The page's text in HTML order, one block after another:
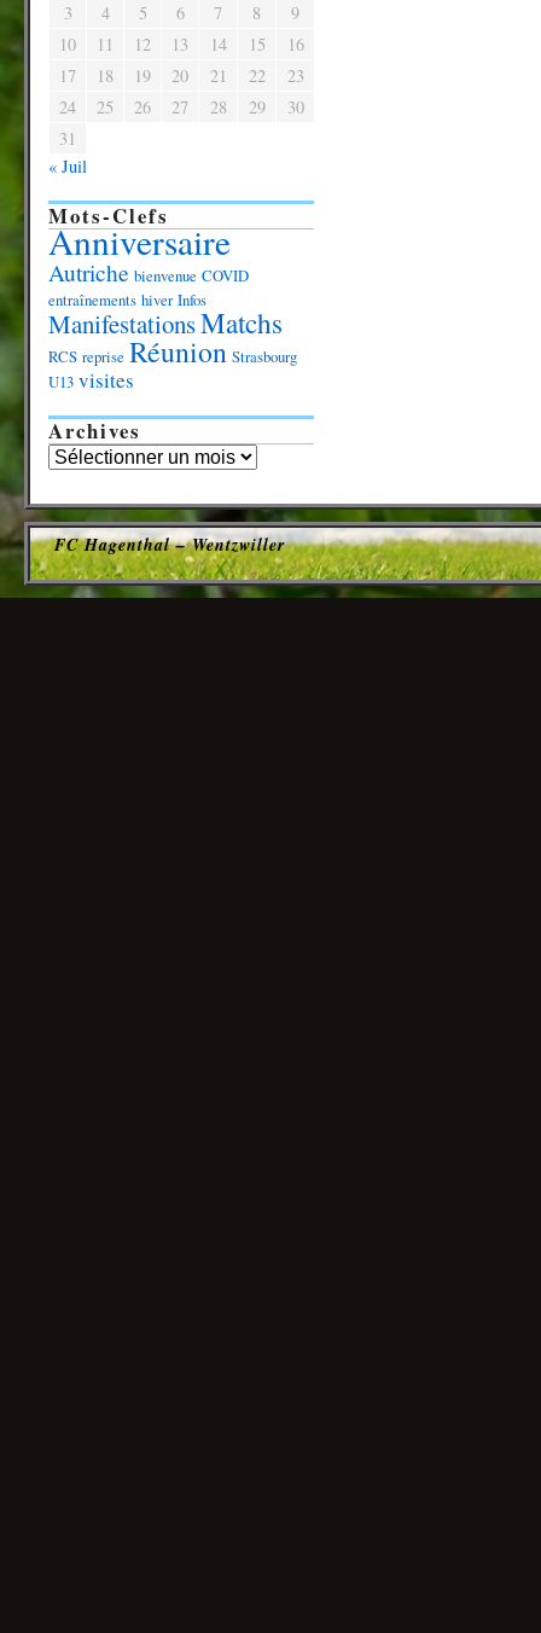
3
4 5 6 7 8
9
10
11 12 13 14 15
16
17
18 19 20 21 22
23
24
25 26 27 28 29
30
31
« Juil
Mots-Clefs
Anniversaire
Autriche bienvenue COVID
entraînements hiver Infos
ManifestationsMatchs
RCS reprise Réunion Strasbourg
U13 visites
Archives
FC Hagenthal – Wentzwiller